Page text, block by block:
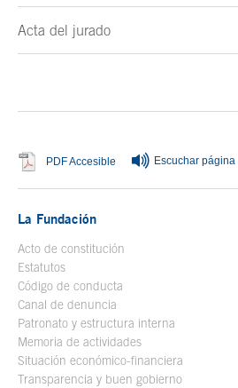
Acta del jurado
PDF Accesible Se abre en ventana nueva
Escuchar página
La Fundación
Acto de constitución
Estatutos
Código de conducta
Canal de denuncia
Patronato y estructura interna
Memoria de actividades
Situación económico-financiera
Transparencia y buen gobierno